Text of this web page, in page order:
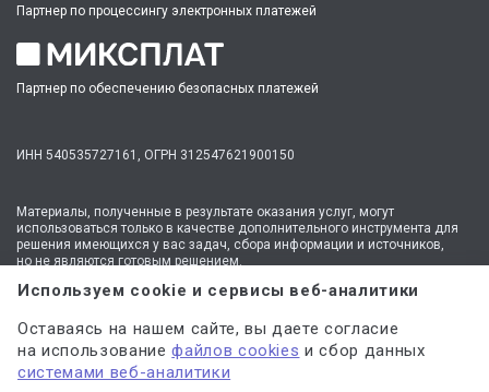
Партнер по процессингу электронных платежей
Партнер по обеспечению безопасных платежей
ИНН 540535727161, ОГРН 312547621900150
Материалы, полученные в результате оказания услуг, могут
использоваться только в качестве дополнительного инструмента для
решения имеющихся у вас задач, сбора информации и источников,
но не являются готовым решением.
* №1 на рынке консультационных услуг для студентов по количеству
стационарных офисов-филиалов в 14 городах России (от Иркутска до
вся Россия.
Мы используем файлы cookieисервисы веб-аналитики
для персонализации сервисов и повышения удобства пользования
Используем cookie и сервисы веб-аналитики
Оставаясь на нашем сайте, вы даете согласие
на использованиефайлов cookies и сбор данных
системами веб-аналитики